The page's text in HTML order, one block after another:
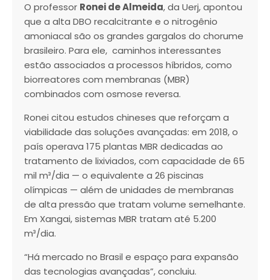
O professor Ronei de Almeida, da Uerj, apontou
que a alta DBO recalcitrante e o nitrogênio
amoniacal são os grandes gargalos do chorume
brasileiro. Para ele, caminhos interessantes
estão associados a processos híbridos, como
biorreatores com membranas (MBR)
combinados com osmose reversa.
Ronei citou estudos chineses que reforçam a
viabilidade das soluções avançadas: em 2018, o
país operava 175 plantas MBR dedicadas ao
tratamento de lixiviados, com capacidade de 65
mil m³/dia — o equivalente a 26 piscinas
olímpicas — além de unidades de membranas
de alta pressão que tratam volume semelhante.
Em Xangai, sistemas MBR tratam até 5.200
m³/dia.
“Há mercado no Brasil e espaço para expansão
das tecnologias avançadas”, concluiu.